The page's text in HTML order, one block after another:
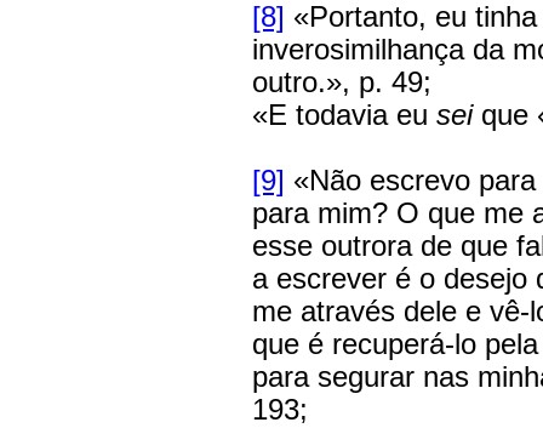
[8] «Portanto, eu
inverosimilhança da
outro.», p. 49;
«E todavia eu seique
[9] «Não escrevo
para mim? O que me
esse outrora de que
a escrever é o desejo
me através dele e vê-
que é recuperá-lo
para segurar nas
193;